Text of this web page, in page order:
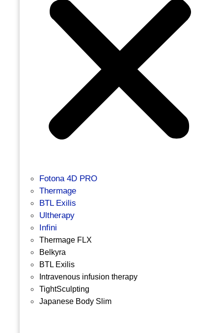
Fotona 4D PRO
Thermage
BTL Exilis
Ultherapy
Infini
Thermage FLX
Belkyra
BTL Exilis
Intravenous infusion therapy
TightSculpting
Japanese Body Slim